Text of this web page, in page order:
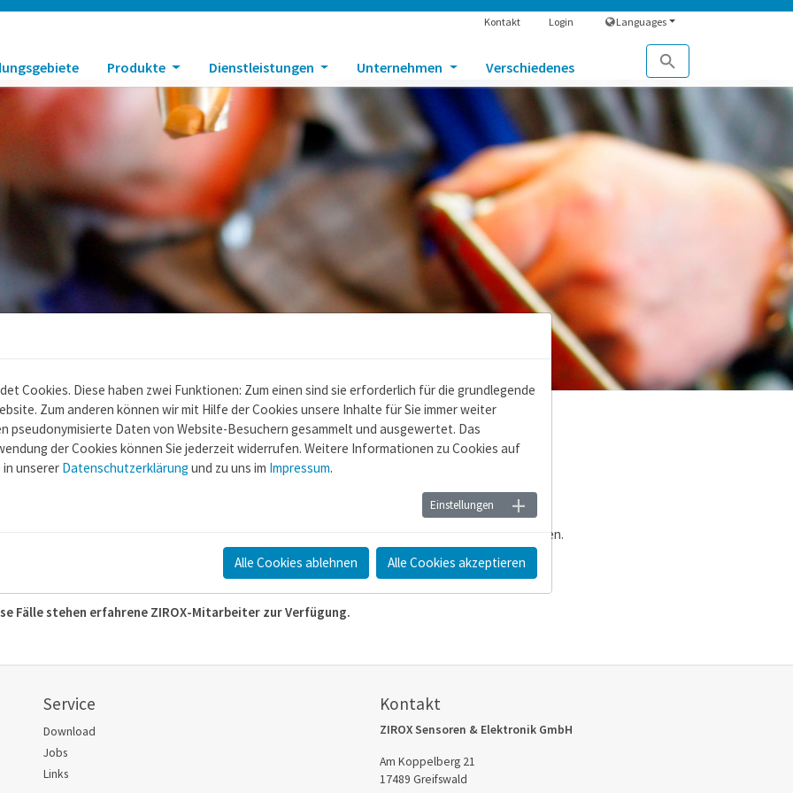
Languages
Kontakt Login
Produkte Dienstleistungen Unternehmen Verschiedenes
Gasmesstechnik bei ZIROX erwerben, wünschen jedoch zusätzliches Hintergrundwissen.
ZIROX-Gasmesstechnik erworben, möchten aber mehrere Mitarbeiter in die Bedienung einweisen.
ZIROX-Gasmesstechnik und führen regelmäßige Vertriebsseminare durch.
Fälle stehen erfahrene ZIROX-Mitarbeiter zur Verfügung.
Service
Download
Jobs
Links
Kontakt
ZIROX Sensoren & Elektronik GmbH
Am Koppelberg 21
17489 Greifswald
Cookies. Diese haben zwei Funktionen: Zum einen sind sie erforderlich für die grundlegende
Zum anderen können wir mit Hilfe der Cookies unsere Inhalte für Sie immer weiter
pseudonymisierte Daten von Website-Besuchern gesammelt und ausgewertet. Das
der Cookies können Sie jederzeit widerrufen. Weitere Informationen zu Cookies auf
in unserer Datenschutzerklärung und zu uns im Impressum.
Einstellungen
Alle Cookies ablehnen Alle Cookies akzeptieren